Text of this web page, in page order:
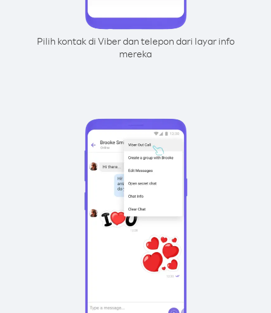
Pilih kontak di Viber dan telepon dari layar info
mereka